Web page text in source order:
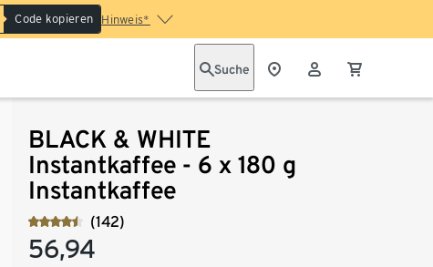
Code kopieren Hinweis*
Suche
BLACK & WHITE
Instantkaffee - 6 x 180 g
Instantkaffee
(142)
56,94